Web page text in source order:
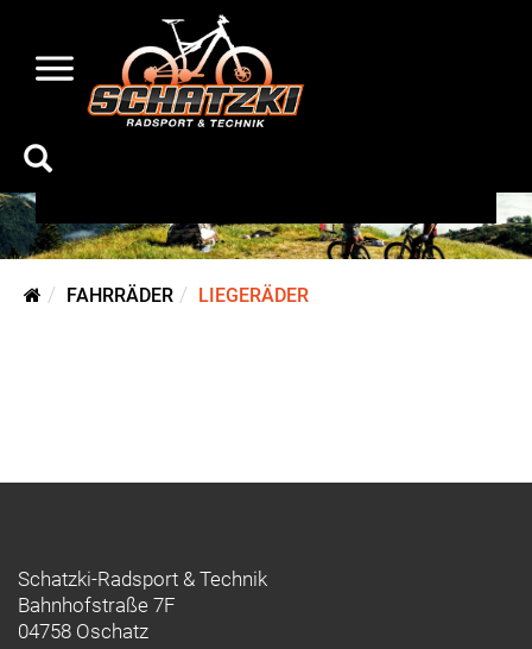
Liegeräder
FAHRRÄDER LIEGERÄDER
Schatzki-Radsport & Technik
Bahnhofstraße 7F
04758 Oschatz